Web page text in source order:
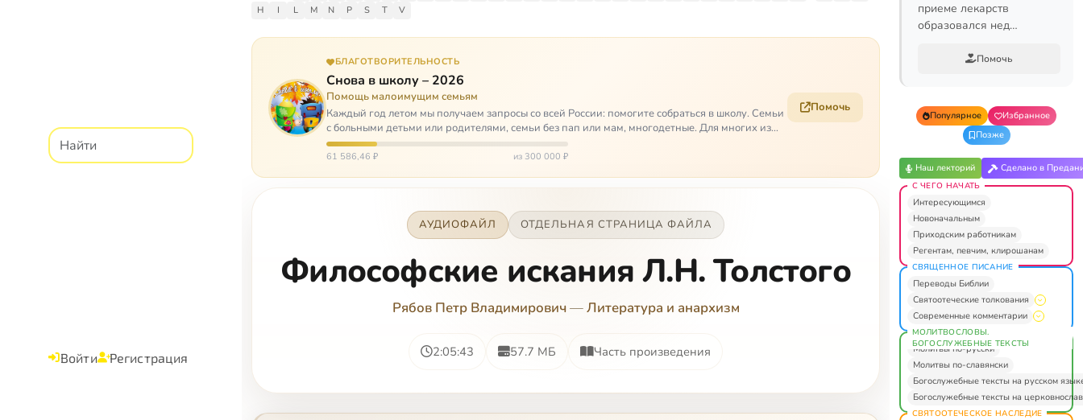
Войти Регистрация
H
I L M N P S T V
БЛАГОТВОРИТЕЛЬНОСТЬ
Снова в школу – 2026
Помощь малоимущим семьям
Каждый год летом мы получаем запросы со всей России: помогите собраться в школу. Семьи
с больными детьми или родителями, семьи без пап или мам, многодетные. Для многих из
них покуп…
61 586,46 ₽ из 300 000 ₽
Помочь
АУДИОФАЙЛ ОТДЕЛЬНАЯ СТРАНИЦА ФАЙЛА
Философские искания Л.Н. Толстого
Рябов Петр Владимирович—Литература и анархизм
2:05:43 57.7 МБ Часть произведения
приеме лекарств
образовался нед…
Помочь
Популярное
Избранное
Позже
Наш лекторий Сделано в
С ЧЕГО НАЧАТЬ
Интересующимся
Новоначальным
Приходским работникам
Регентам, певчим, клирошанам
СВЯЩЕННОЕ ПИСАНИЕ
Переводы Библии
Святоотеческие толкования
Современные комментарии
МОЛИТВОСЛОВЫ.
БОГОСЛУЖЕБНЫЕ ТЕКСТЫ
Молитвы по-русски
Молитвы по-славянски
Богослужебные тексты на русском
Богослужебные тексты на
СВЯТООТЕЧЕСКОЕ НАСЛЕДИЕ